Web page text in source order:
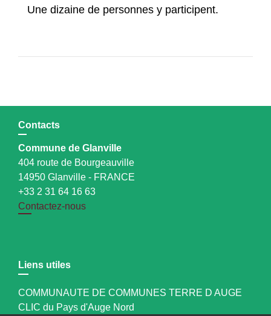
Une dizaine de personnes y participent.
Contacts
Commune de Glanville
404 route de Bourgeauville
14950 Glanville - FRANCE
+33 2 31 64 16 63
Contactez-nous
Liens utiles
COMMUNAUTE DE COMMUNES TERRE D AUGE
CLIC du Pays d'Auge Nord